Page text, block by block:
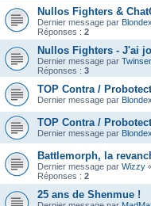
Nullos Fighters &
Dernier message par Blondex
Réponses : 2
Nullos Fighters - J'ai
Dernier message par
Réponses : 3
TOP Contra /
Dernier message par Blondex
TOP Contra /
Dernier message par Blondex
Battlemorph, la
Dernier message par Wizzy
Réponses : 2
25 ans de Shenmue !